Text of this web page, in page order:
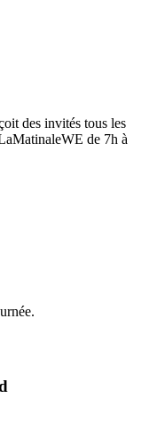
des invités tous les
de 7h à